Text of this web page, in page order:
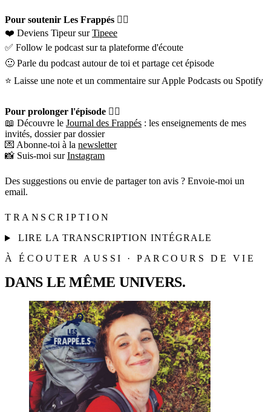
Pour soutenir Les Frappés 👇🏼
❤️ Deviens Tipeur surTipeee
✅ Follow le podcast sur ta plateforme d'écoute
🙂 Parle du podcast autour de toi et partage cet épisode
⭐️ Laisse une note et un commentaire sur Apple Podcasts ou Spotify
Pour prolonger l'épisode 👇🏼
📖 Découvre le Journal des Frappés : les enseignements de mes
invités, dossier par dossier
💌 Abonne-toi à la newsletter
📸 Suis-moi surInstagram
Des suggestions ou envie de partager ton avis ? Envoie-moi un
email.
TRANSCRIPTION
LIRE LA TRANSCRIPTION INTÉGRALE
À ÉCOUTER AUSSI · PARCOURS DE VIE
DANS LE MÊME UNIVERS.